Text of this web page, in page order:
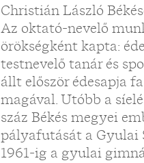
Christián László
Az oktató-nevelő
örökségként kapta:
testnevelő tanár és
állt először édesapja
magával. Utóbb a
száz Békés megyei
pályafutását a Gyulai
1961-ig a gyulai